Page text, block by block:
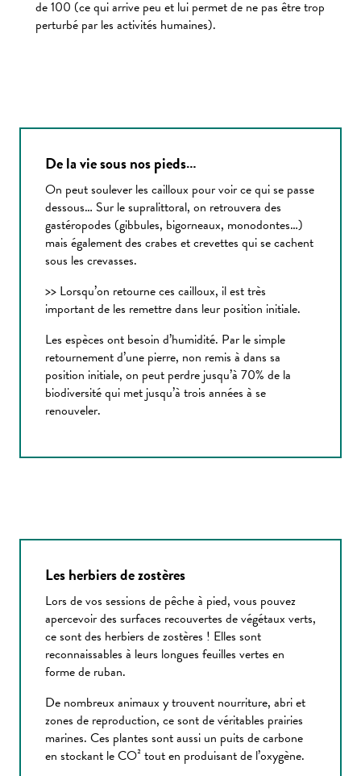
de 100 (ce qui arrive peu et lui permet de ne pas être trop
perturbé par les activités humaines).
De la vie sous nos pieds…
On peut soulever les cailloux pour voir ce qui se passe
dessous… Sur le supralittoral, on retrouvera des
gastéropodes (gibbules, bigorneaux, monodontes…)
mais également des crabes et crevettes qui se cachent
sous les crevasses.
>> Lorsqu’on retourne ces cailloux, il est très
important de les remettre dans leur position initiale.
Les espèces ont besoin d’humidité. Par le simple
retournement d’une pierre, non remis à dans sa
position initiale, on peut perdre jusqu’à 70% de la
biodiversité qui met jusqu’à trois années à se
renouveler.
Les herbiers de zostères
Lors de vos sessions de pêche à pied, vous pouvez
apercevoir des surfaces recouvertes de végétaux verts,
ce sont des herbiers de zostères ! Elles sont
reconnaissables à leurs longues feuilles vertes en
forme de ruban.
De nombreux animaux y trouvent nourriture, abri et
zones de reproduction, ce sont de véritables prairies
marines. Ces plantes sont aussi un puits de carbone
en stockant le CO² tout en produisant de l’oxygène.